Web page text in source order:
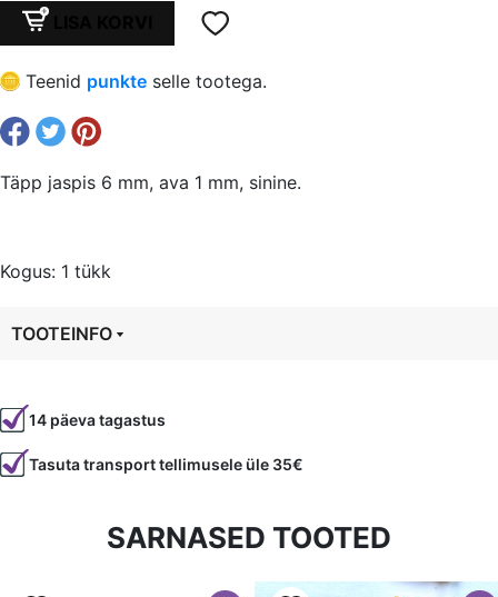
oli:
€ 0,09.
is:
€ 0,07.
Täpp
6
mm,
ava
1
mm,
sinine
Teenid punkte selle tootega.
Täpp jaspis 6 mm, ava 1 mm, sinine.
Kogus: 1 tükk
TOOTEINFO
Värvus
Sinine
Kuju
ümmargune
Jaspis
14 päeva tagastus
Tasuta transport tellimusele üle 35€
SARNASED TOOTED